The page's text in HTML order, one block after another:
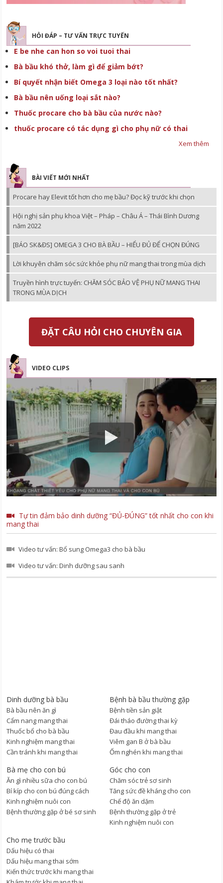
HỎI ĐÁP – TƯ VẤN TRỰC TUYẾN
E be nhe can hon so voi tuoi thai
Bà bầu khó thở, làm gì để giảm bớt?
Bí quyết nhận biết Omega 3 loại nào tốt nhất?
Bà bầu nên uống loại sắt nào?
Thuốc procare cho bà bầu của nước nào?
thuốc procare có tác dụng gì cho phụ nữ có thai
Xem thêm
BÀI VIẾT MỚI NHẤT
Procare hay Elevit tốt hơn cho mẹ bầu? Đọc kỹ trước khi chọn
Hội nghị sản phụ khoa Việt – Pháp – Châu Á – Thái Bình Dương
năm 2022
[BÁO SK&ĐS] OMEGA 3 CHO BÀ BẦU – HIỂU ĐỦ ĐỂ CHỌN ĐÚNG
Lời khuyên chăm sóc sức khỏe phụ nữ mang thai trong mùa dịch
Truyền hình trực tuyến: CHĂM SÓC BẢO VỆ PHỤ NỮ MANG THAI
TRONG MÙA DỊCH
ĐẶT CÂU HỎI CHO CHUYÊN GIA
VIDEO CLIPS
Tự tin đảm bảo dinh dưỡng “ĐỦ-ĐÚNG” tốt nhất cho con khi
mang thai
Video tư vấn: Bổ sung Omega3 cho bà bầu
Video tư vấn: Dinh dưỡng sau sanh
Dinh dưỡng bà bầu
Bà bầu nên ăn gì
Cẩm nang mang thai
Thuốc bổ cho bà bầu
Kinh nghiệm mang thai
Cần tránh khi mang thai
Bệnh bà bầu thường gặp
Bệnh tiền sản giật
Đái tháo đường thai kỳ
Đau đầu khi mang thai
Viêm gan B ở bà bầu
Ốm nghén khi mang thai
Bà mẹ cho con bú
Ăn gì nhiều sữa cho con bú
Bí kíp cho con bú đúng cách
Kinh nghiệm nuôi con
Bệnh thường gặp ở bé sơ sinh
Góc cho con
Chăm sóc trẻ sơ sinh
Tăng sức đề kháng cho con
Chế độ ăn dặm
Bệnh thường gặp ở trẻ
Kinh nghiệm nuôi con
Cho mẹ trước bầu
Dấu hiệu có thai
Dấu hiệu mang thai sớm
Kiến thức trước khi mang thai